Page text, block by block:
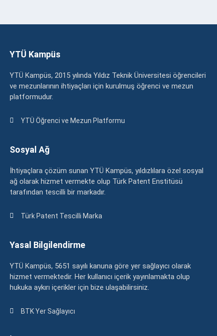
YTÜ Kampüs
YTÜ Kampüs, 2015 yılında Yıldız Teknik Üniversitesi öğrencileri
ve mezunlarının ihtiyaçları için kurulmuş öğrenci ve mezun
platformudur.
YTÜ Öğrenci ve Mezun Platformu
Sosyal Ağ
İhtiyaçlara çözüm sunan YTÜ Kampüs, yıldızlılara özel sosyal
ağ olarak hizmet vermekte olup Türk Patent Enstitüsü
tarafından tescilli bir markadır.
Türk Patent Tescilli Marka
Yasal Bilgilendirme
YTÜ Kampüs, 5651 sayılı kanuna göre yer sağlayıcı olarak
hizmet vermektedir. Her kullanıcı içerik yayınlamakta olup
hukuka aykırı içerikler için bize ulaşabilirsiniz.
BTK Yer Sağlayıcı